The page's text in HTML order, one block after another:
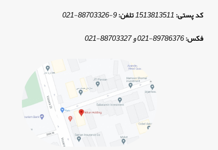
کد پستی:1513813511تلفن:9
-
88703326
-
021
فکس:89786376
-021 و 88703327
-
021